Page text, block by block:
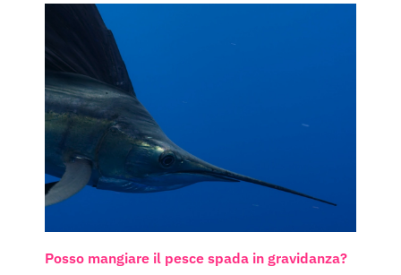
Posso mangiare il pesce spada in gravidanza?